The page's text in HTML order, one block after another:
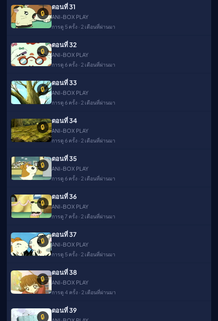
🔒
ตอนที่ 31
ANI-BOX PLAY
การดู 5 ครั้ง · 2 เดือนที่ผ่านมา
🔒
ตอนที่ 32
ANI-BOX PLAY
การดู 6 ครั้ง · 2 เดือนที่ผ่านมา
🔒
ตอนที่ 33
ANI-BOX PLAY
การดู 6 ครั้ง · 2 เดือนที่ผ่านมา
🔒
ตอนที่ 34
ANI-BOX PLAY
การดู 6 ครั้ง · 2 เดือนที่ผ่านมา
🔒
ตอนที่ 35
ANI-BOX PLAY
การดู 6 ครั้ง · 2 เดือนที่ผ่านมา
🔒
ตอนที่ 36
ANI-BOX PLAY
การดู 7 ครั้ง · 2 เดือนที่ผ่านมา
🔒
ตอนที่ 37
ANI-BOX PLAY
การดู 5 ครั้ง · 2 เดือนที่ผ่านมา
🔒
ตอนที่ 38
ANI-BOX PLAY
การดู 4 ครั้ง · 2 เดือนที่ผ่านมา
🔒
ตอนที่ 39